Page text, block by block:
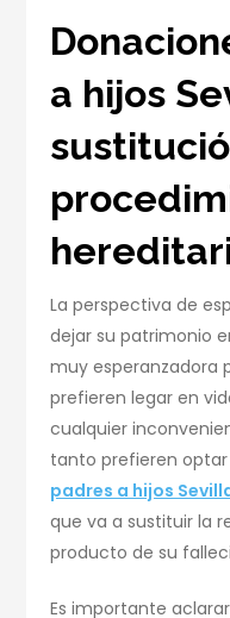
a hijos
La perspectiva de
dejar su patrimonio
muy esperanzadora
prefieren legar en
cualquier
tanto prefieren optar
padres a hijos
que va a sustituir la
producto de su
Es importante